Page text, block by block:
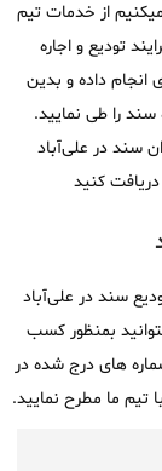
از خدمات تیم
تودیع و اجاره
انجام داده و بدین
سند را طی نمایید.
سند در علی‌آباد
کنید
سند در علی‌آباد
بمنظور کسب
های درج شده در
تیم ما مطرح نمایید.